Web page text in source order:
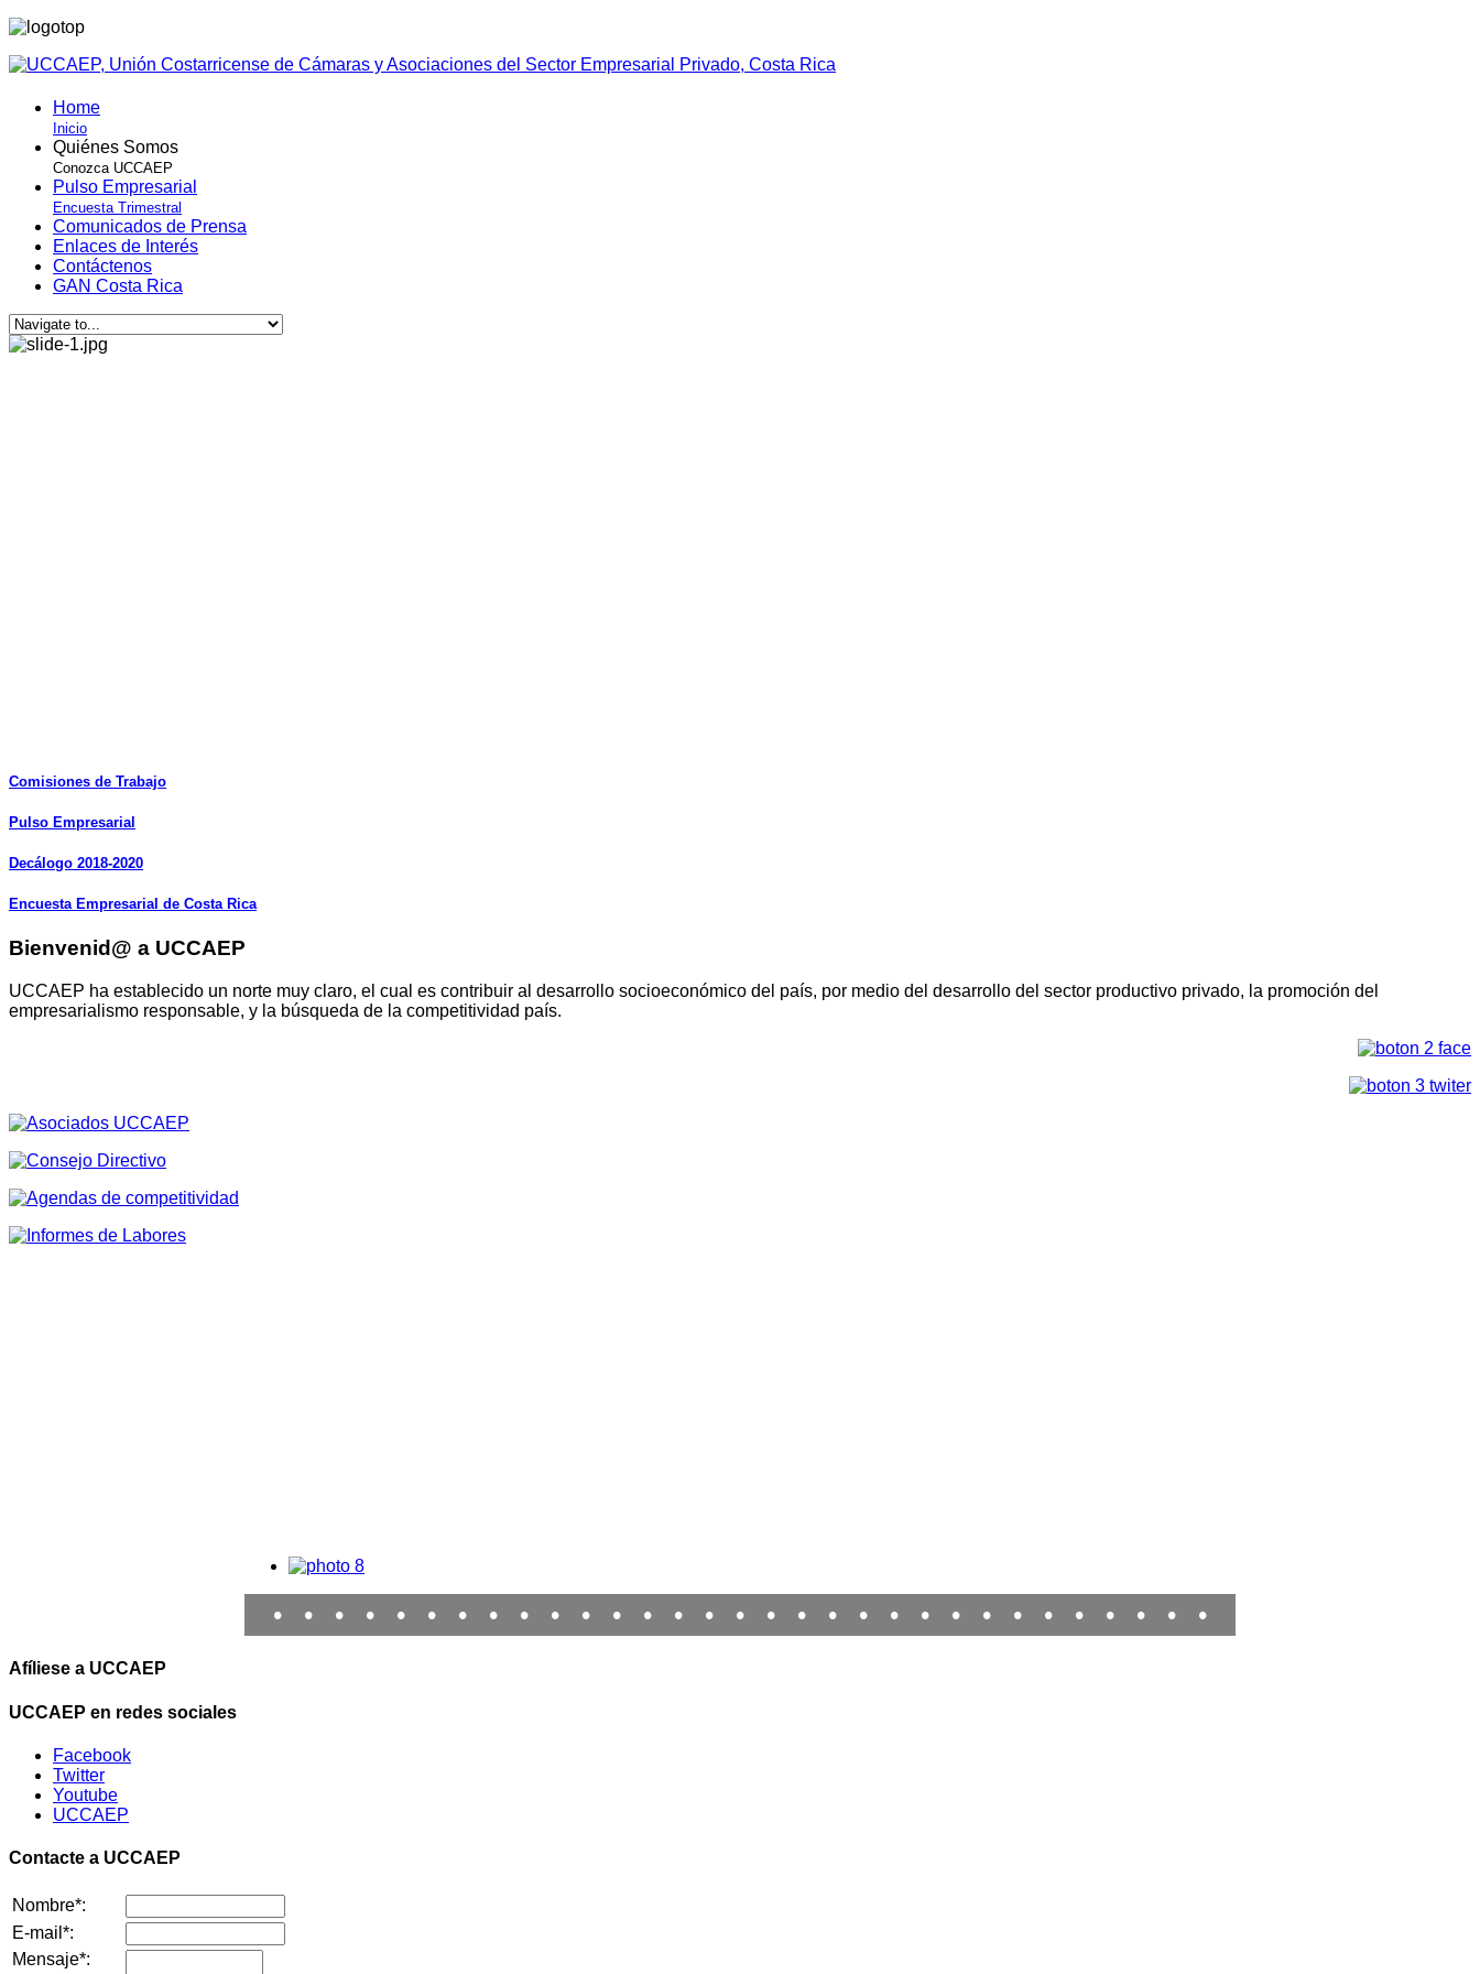
Home
Inicio
Quiénes Somos
Conozca UCCAEP
Pulso Empresarial
Encuesta Trimestral
Comunicados de Prensa
Enlaces de Interés
Contáctenos
GAN Costa Rica
Comisiones de Trabajo
Pulso Empresarial
Decálogo 2018-2020
Encuesta Empresarial de Costa Rica
Bienvenid@ a UCCAEP
UCCAEP ha establecido un norte muy claro, el cual es contribuir al desarrollo socioeconómico del país, por medio del desarrollo del sector productivo privado, la promoción del
empresarialismo responsable, y la búsqueda de la competitividad país.
• • • • • • • • • • • • • • • • • • • • • • • • • • • • • • •
Afíliese a UCCAEP
UCCAEP en redes sociales
Facebook
Twitter
Youtube
UCCAEP
Contacte a UCCAEP
Nombre*:
E-mail*:
Mensaje*: